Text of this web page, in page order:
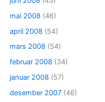
mai 2008 (46)
april 2008 (54)
mars 2008 (54)
februar 2008 (34)
januar 2008 (57)
desember 2007 (46)